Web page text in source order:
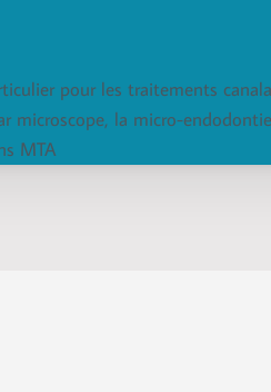
pour les traitements
microscope, la micro-
MTA